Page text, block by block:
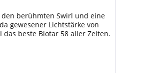
den berühmten Swirl und eine
gewesener Lichtstärke von
das beste Biotar 58 aller Zeiten.